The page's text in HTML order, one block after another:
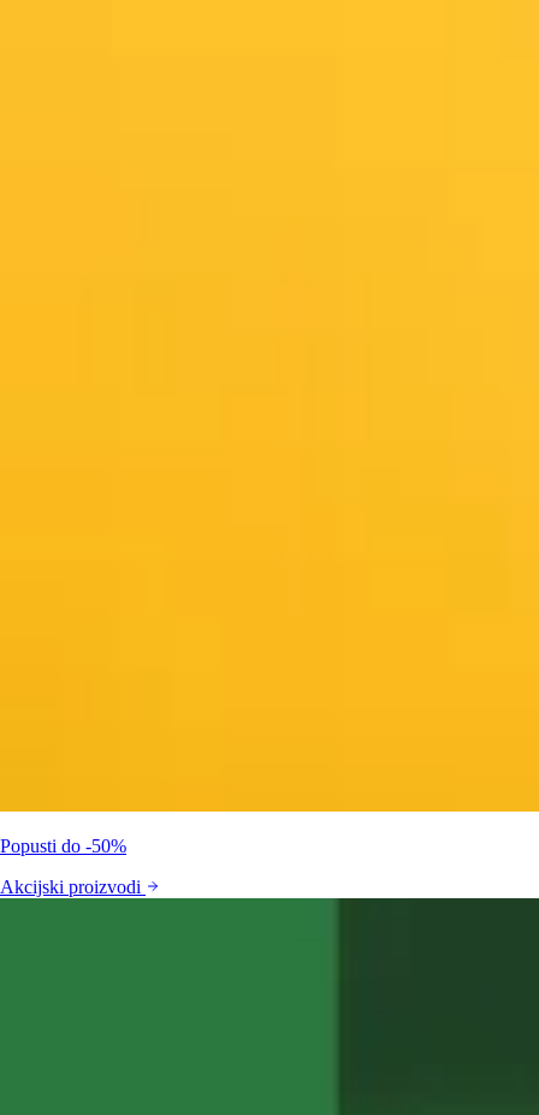
Popusti do -50%
Akcijski proizvodi